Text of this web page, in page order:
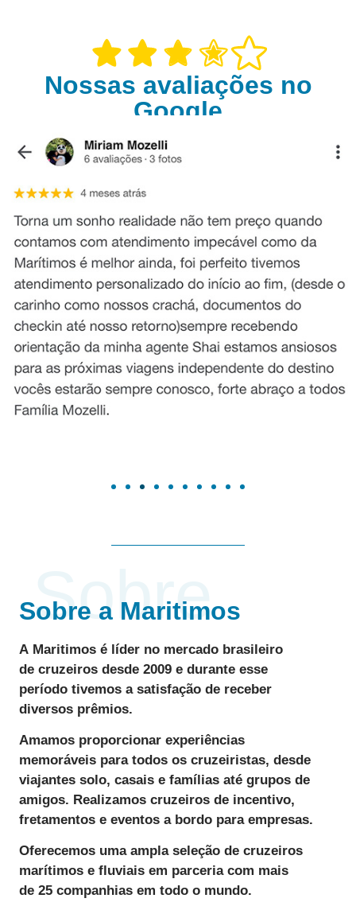
Nossas avaliações no
Google
Sobre
Sobre a Maritimos
A Maritimos é líder no mercado brasileiro
de cruzeiros desde 2009 e durante esse
período tivemos a satisfação de receber
diversos prêmios.
Amamos proporcionar experiências
memoráveis para todos os cruzeiristas, desde
viajantes solo, casais e famílias até grupos de
amigos. Realizamos cruzeiros de incentivo,
fretamentos e eventos a bordo para empresas.
Oferecemos uma ampla seleção de cruzeiros
marítimos e fluviais em parceria com mais
de 25 companhias em todo o mundo.